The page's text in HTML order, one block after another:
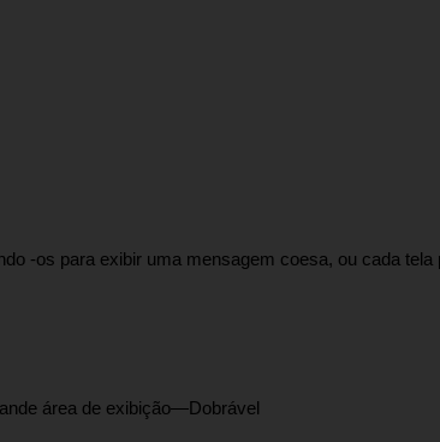
-os para exibir uma mensagem coesa, ou cada
área de exibição—Dobrável